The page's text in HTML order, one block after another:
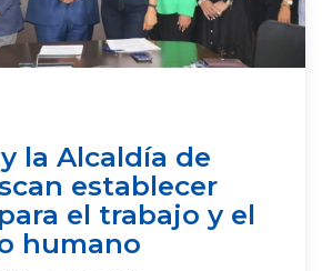
y la Alcaldía de
establecer
el trabajo y el
humano